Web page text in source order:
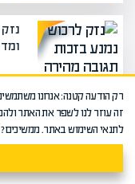
רק הודעה קטנה: אנחנו
זה עוזר לנו לשפר את האתר
לתנאי השימוש באתר.